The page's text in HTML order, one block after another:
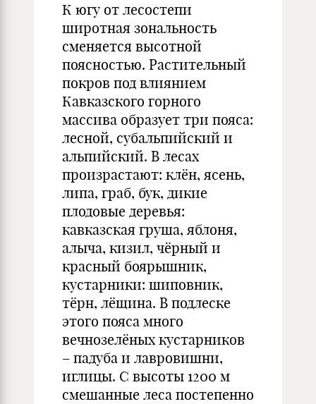
К югу от лесостепи
широтная зональность
сменяется высотной
поясностью. Растительный
покров под влиянием
Кавказского горного
массива образует три пояса:
лесной, субальпийский и
альпийский. В лесах
произрастают: клён, ясень,
липа, граб, бук, дикие
плодовые деревья:
кавказская груша, яблоня,
алыча, кизил, чёрный и
красный боярышник,
кустарники: шиповник,
тёрн, лёщина. В подлеске
этого пояса много
вечнозелёных кустарников
– падуба и лавровишни,
иглицы. С высоты 1200 м
смешанные леса постепенно